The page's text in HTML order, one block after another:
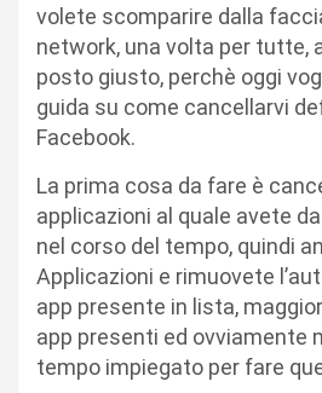
volete scomparire dalla
network, una volta per tutte,
posto giusto, perchè oggi
guida su come cancellarvi
Facebook.
La prima cosa da fare è
applicazioni al quale avete
nel corso del tempo, quindi
Applicazioni e rimuovete
app presente in lista,
app presenti ed ovviamente
tempo impiegato per fare